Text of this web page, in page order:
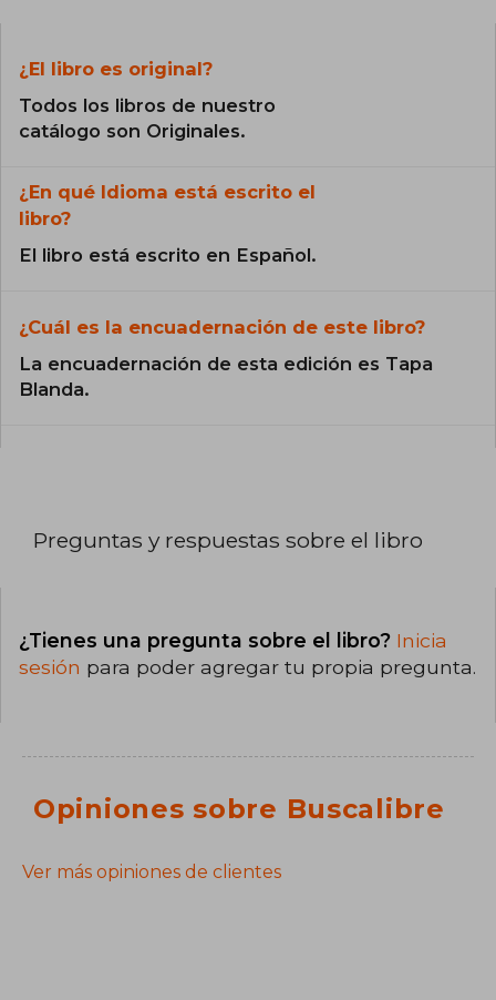
¿El libro es original?
Todos los libros de nuestro
catálogo son Originales.
¿En qué Idioma está escrito el
libro?
El libro está escrito en Español.
¿Cuál es la encuadernación de este libro?
La encuadernación de esta edición es Tapa
Blanda.
Preguntas y respuestas sobre el libro
¿Tienes una pregunta sobre el libro? Inicia
sesión para poder agregar tu propia pregunta.
Opiniones sobre Buscalibre
Ver más opiniones de clientes